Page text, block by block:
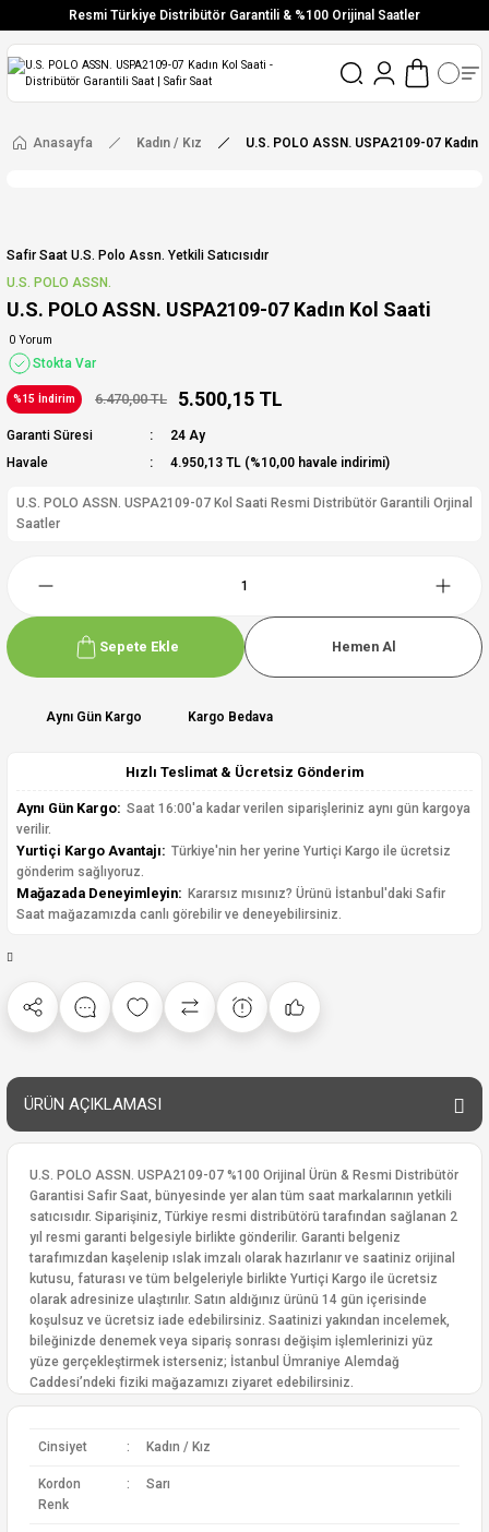
Resmi Türkiye Distribütör Garantili & %100 Orijinal Saatler
Vade Farksız 6 Taksit
Aynı Gün Stoktan Gönderim
Ücretsiz Kargo
Anasayfa Kadın / Kız U.S. POLO ASSN. USPA2109-07 Kadın
Safir Saat U.s. Polo Assn. Yetkili Satıcısıdır
U.S. POLO ASSN.
U.S. POLO ASSN. USPA2109-07 Kadın Kol Saati
0 Yorum
Stokta Var
%15 İndirim 6.470,00 TL 5.500,15 TL
Garanti Süresi
24 Ay
Havale
4.950,13 TL (%10,00 havale indirimi)
U.S. POLO ASSN. USPA2109-07 Kol Saati Resmi Distribütör Garantili Orjinal
Saatler
Sepete Ekle Hemen Al
Aynı Gün Kargo Kargo Bedava
Hızlı Teslimat & Ücretsiz Gönderim
Aynı Gün Kargo: Saat 16:00'a kadar verilen siparişleriniz aynı gün kargoya
verilir.
Yurtiçi Kargo Avantajı: Türkiye'nin her yerine Yurtiçi Kargo ile ücretsiz
gönderim sağlıyoruz.
Mağazada Deneyimleyin: Kararsız mısınız? Ürünü İstanbul'daki Safir
Saat mağazamızda canlı görebilir ve deneyebilirsiniz.
ÜRÜN AÇIKLAMASI
U.S. POLO ASSN. USPA2109-07 %100 Orijinal Ürün & Resmi Distribütör
Garantisi Safir Saat, bünyesinde yer alan tüm saat markalarının yetkili
satıcısıdır. Siparişiniz, Türkiye resmi distribütörü tarafından sağlanan 2
yıl resmi garanti belgesiyle birlikte gönderilir. Garanti belgeniz
tarafımızdan kaşelenip ıslak imzalı olarak hazırlanır ve saatiniz orijinal
kutusu, faturası ve tüm belgeleriyle birlikte Yurtiçi Kargo ile ücretsiz
olarak adresinize ulaştırılır. Satın aldığınız ürünü 14 gün içerisinde
koşulsuz ve ücretsiz iade edebilirsiniz. Saatinizi yakından incelemek,
bileğinizde denemek veya sipariş sonrası değişim işlemlerinizi yüz
yüze gerçekleştirmek isterseniz; İstanbul Ümraniye Alemdağ
Caddesi’ndeki fiziki mağazamızı ziyaret edebilirsiniz.
Cinsiyet : Kadın / Kız
Kordon
Renk
: Sarı